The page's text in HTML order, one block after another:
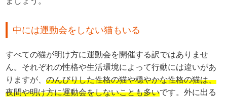
中には運動会をしない猫もいる
すべての猫が明け方に運動会を開催する訳ではありませ
ん。それぞれの性格や生活環境によって行動には違いがあ
りますが、のんびりした性格の猫や穏やかな性格の猫は、
夜間や明け方に運動会をしないことも多いです。外に出る